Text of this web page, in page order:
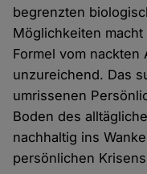
begrenzten
Möglichkeiten
Formel vom
unzureichend. Das
umrissenen
Boden des
nachhaltig ins
persönlichen